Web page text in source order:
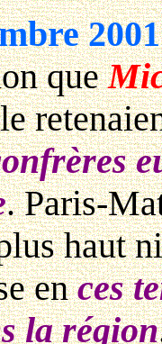
2001
que
. Paris-
haut
ences
la région